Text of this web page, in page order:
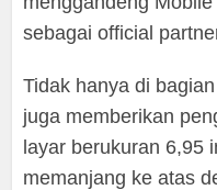
sebagai official
Tidak hanya di
juga memberikan
layar berukuran 6,95
memanjang ke atas